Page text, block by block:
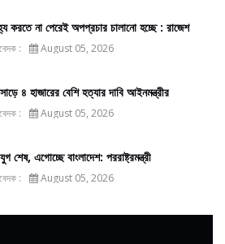
করতে না পেরেই অপপ্রচার চালানো হচ্ছে : রাজেশ
: August 05, 2026
৪ হাজারের বেশি হত্যার দাবি আইনমন্ত্রীর
: August 05, 2026
শেষ, এগোচ্ছে বাংলাদেশ: পররাষ্ট্রমন্ত্রী
: August 05, 2026